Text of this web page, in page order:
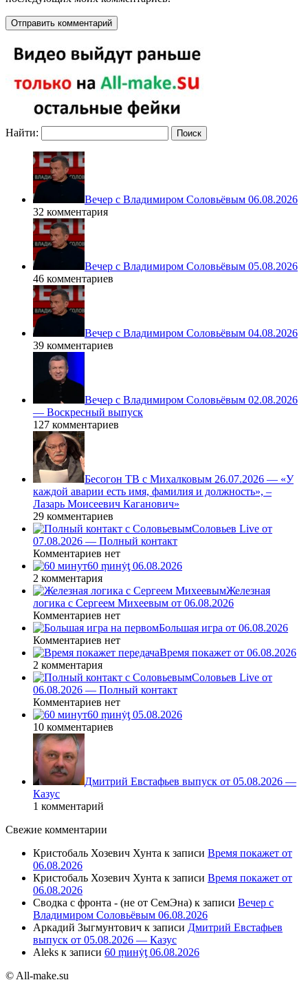
Найти:
Вечер с Владимиром Соловьёвым 06.08.2026
32 комментария
Вечер с Владимиром Соловьёвым 05.08.2026
46 комментариев
Вечер с Владимиром Соловьёвым 04.08.2026
39 комментариев
Вечер с Владимиром Соловьёвым 02.08.2026
— Воскресный выпуск
127 комментариев
Бесогон ТВ с Михалковым 26.07.2026 — «У
каждой аварии есть имя, фамилия и должность», –
Лазарь Моисеевич Каганович»
29 комментариев
Соловьев Live от
07.08.2026 — Полный контакт
Комментариев нет
60 ṃинẏƫ 06.08.2026
2 комментария
Железная
логика с Сергеем Михеевым от 06.08.2026
Комментариев нет
Большая игра от 06.08.2026
Комментариев нет
Время покажет от 06.08.2026
2 комментария
Соловьев Live от
06.08.2026 — Полный контакт
Комментариев нет
60 ṃинẏƫ 05.08.2026
10 комментариев
Дмитрий Евстафьев выпуск от 05.08.2026 —
Казус
1 комментарий
Свежие комментарии
Кристобаль Хозевич Хунта к записи Время покажет от
06.08.2026
Кристобаль Хозевич Хунта к записи Время покажет от
06.08.2026
Сводка с фронта - (не от СемЭна) к записи Вечер с
Владимиром Соловьёвым 06.08.2026
Аркадий Зыгмунтович к записи Дмитрий Евстафьев
выпуск от 05.08.2026 — Казус
Aleks к записи 60 ṃинẏƫ 06.08.2026
© All-make.su